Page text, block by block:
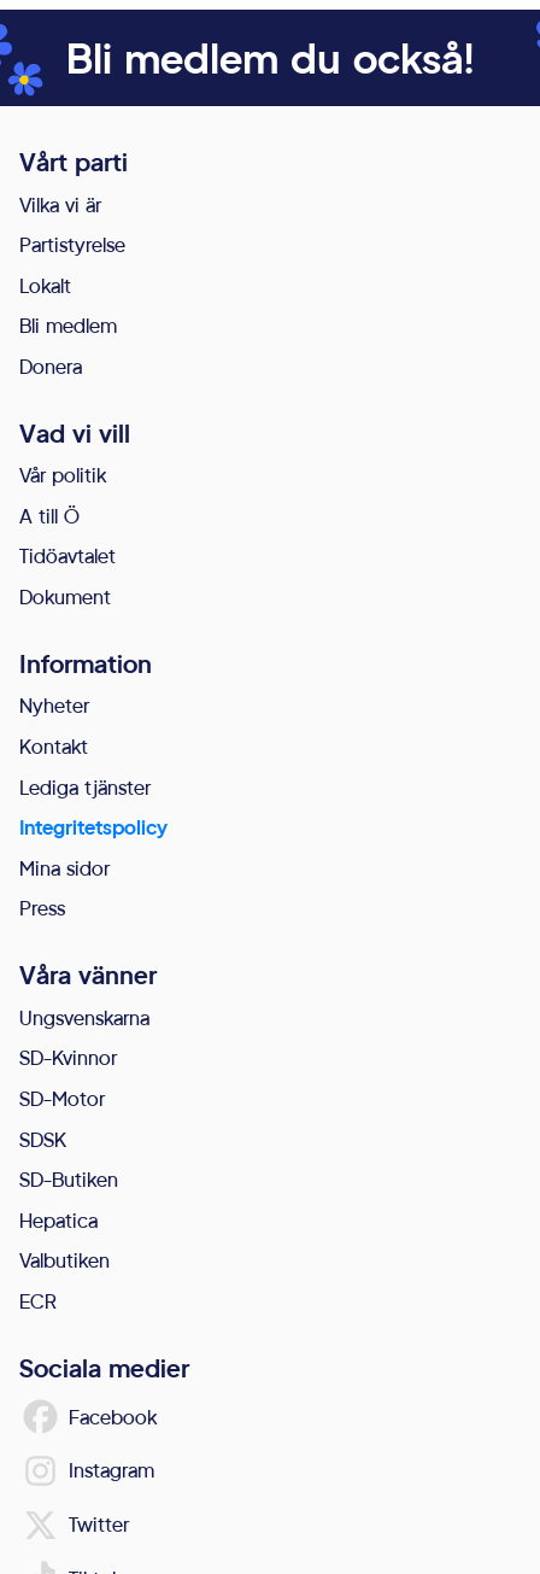
Bli medlem du också!
Vårt parti
Vilka vi är
Partistyrelse
Lokalt
Bli medlem
Donera
Vad vi vill
Vår politik
A till Ö
Tidöavtalet
Dokument
Information
Nyheter
Kontakt
Lediga tjänster
Integritetspolicy
Mina sidor
Press
Våra vänner
Ungsvenskarna
SD-Kvinnor
SD-Motor
SDSK
SD-Butiken
Hepatica
Valbutiken
ECR
Sociala medier
Facebook
Instagram
Twitter